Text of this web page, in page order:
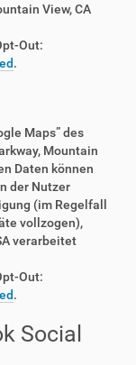
View, CA
Out:
.
Maps” des
Mountain
Daten können
der Nutzer
(im Regelfall
vollzogen),
verarbeitet
Out:
.
Social